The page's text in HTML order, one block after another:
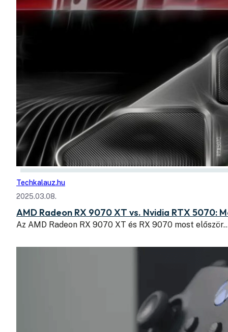
Techkalauz.hu
2025.03.08.
AMD Radeon RX 9070 XT vs. Nvidia RTX 5070:
Az AMD Radeon RX 9070 XT és RX 9070 most